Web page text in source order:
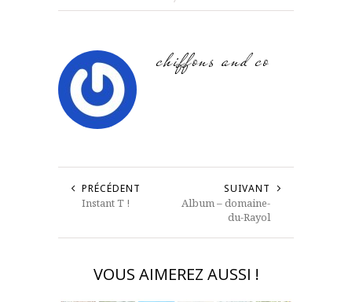
chiffons and co
PRÉCÉDENT
Instant T !
SUIVANT
Album – domaine-
du-Rayol
VOUS AIMEREZ AUSSI !